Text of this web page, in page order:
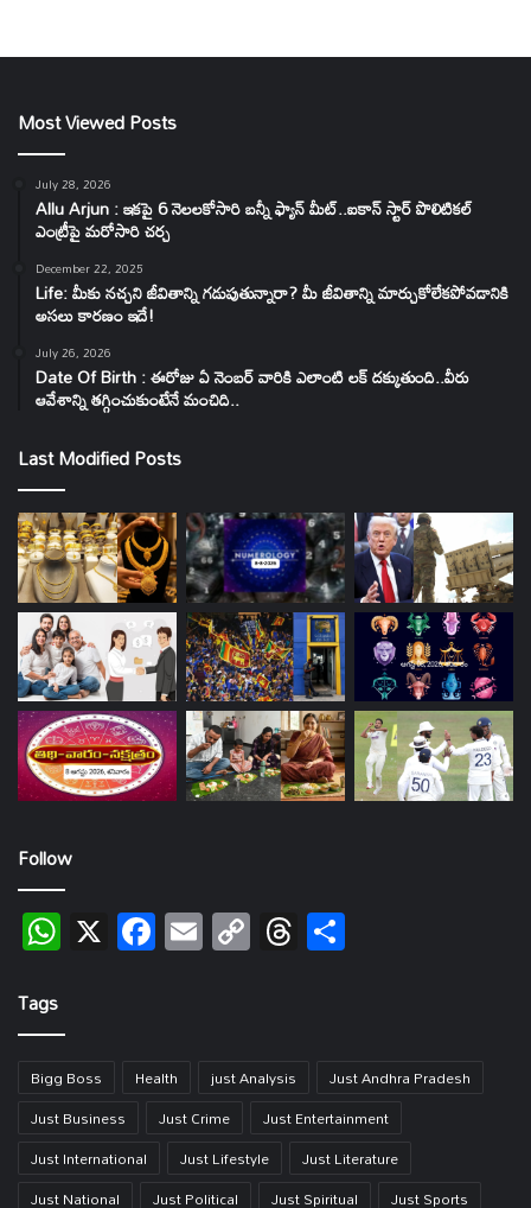
Most Viewed Posts
July 28, 2026
Allu Arjun : ఇకపై 6 నెలలకోసారి బన్నీ ఫ్యాన్ మీట్..ఐకాన్ స్టార్ పొలిటికల్
ఎంట్రీపై మరోసారి చర్చ
December 22, 2025
Life: మీకు నచ్చని జీవితాన్ని గడుపుతున్నారా? మీ జీవితాన్ని మార్చుకోలేకపోవడానికి
అసలు కారణం ఇదే!
July 26, 2026
Date Of Birth : ఈరోజు ఏ నెంబర్ వారికి ఎలాంటి లక్ దక్కుతుంది..వీరు
ఆవేశాన్ని తగ్గించుకుంటేనే మంచిది..
Last Modified Posts
Follow
WhatsApp
X Facebook
EmailCopy
Link
Threads
Tags
Bigg Boss Health just Analysis
Just Andhra Pradesh
Just Business
Just Crime
Just Entertainment
Just International
Just Lifestyle
Just Literature
Just National
Just Political Just Spiritual Just Sports